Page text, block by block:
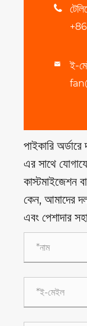

 ই-
পাইকারি
এর সাথে
কাস্টমাইজেশন
কেন, আমাদের
এবং পেশাদার